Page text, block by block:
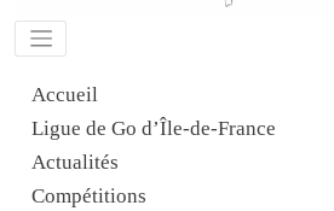
Accueil
Ligue de Go d’Île-de-France
Actualités
Compétitions